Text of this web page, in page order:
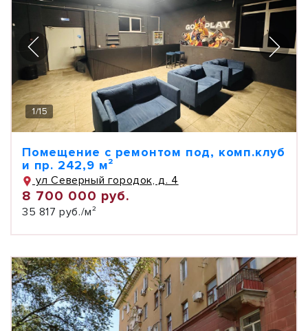
1/15
Помещение с ремонтом под, комп.клуб
и пр. 242,9 м²
ул Северный городок, д. 4
8 700 000 руб.
35 817 руб./м²